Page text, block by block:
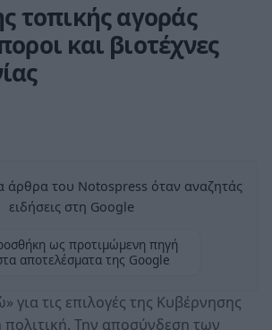
τοπικής αγοράς
και βιοτέχνες
άρθρα του Notospress όταν αναζητάς
ειδήσεις στη Google
ως προτιμώμενη πηγή
αποτελέσματα της Google
για τις επιλογές της Κυβέρνησης
πολιτική. Την αποσύνδεση των